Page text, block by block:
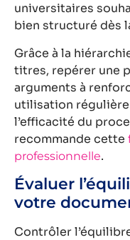
universitaires
bien structuré dès
Grâce à la
titres, repérer une
arguments à
utilisation régulière
l’efficacité du
recommande cette
professionnelle.
Évaluer
votre
Contrôler